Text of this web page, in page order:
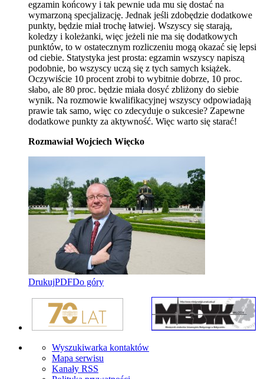
egzamin końcowy i tak pewnie uda mu się dostać na
wymarzoną specjalizację. Jednak jeśli zdobędzie dodatkowe
punkty, będzie miał trochę łatwiej. Wszyscy się starają,
koledzy i koleżanki, więc jeżeli nie ma się dodatkowych
punktów, to w ostatecznym rozliczeniu mogą okazać się lepsi
od ciebie. Statystyka jest prosta: egzamin wszyscy napiszą
podobnie, bo wszyscy uczą się z tych samych książek.
Oczywiście 10 procent zrobi to wybitnie dobrze, 10 proc.
słabo, ale 80 proc. będzie miała dosyć zbliżony do siebie
wynik. Na rozmowie kwalifikacyjnej wszyscy odpowiadają
prawie tak samo, więc co zdecyduje o sukcesie? Zapewne
dodatkowe punkty za aktywność. Więc warto się starać!
Rozmawiał Wojciech Więcko
DrukujPDFDo góry
Wyszukiwarka kontaktów
Mapa serwisu
Kanały RSS